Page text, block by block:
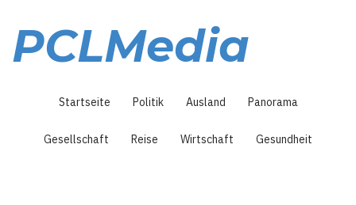
Inhalt
PCLMedia
Startseite Politik Ausland Panorama
Gesellschaft Reise Wirtschaft Gesundheit